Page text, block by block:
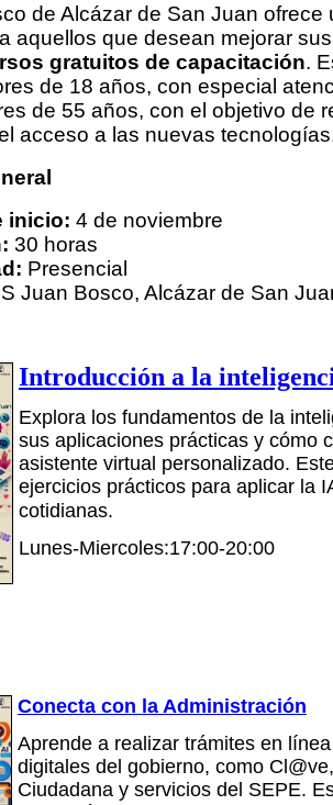
de Alcázar de San Juan ofrece
aquellos que desean mejorar
gratuitos de capacitación.
de 18 años, con especial
de 55 años, con el objetivo de
acceso a las nuevas
inicio: 4 de noviembre
30 horas
Presencial
Juan Bosco, Alcázar de San
Introducción a la
Explora los fundamentos de la
sus aplicaciones prácticas y cómo
asistente virtual personalizado.
ejercicios prácticos para aplicar la
cotidianas.
Lunes-Miercoles:17:00-20:00
Conecta con la Administración
Aprende a realizar trámites en
digitales del gobierno, como
Ciudadana y servicios del SEPE.